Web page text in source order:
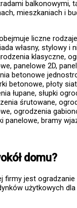
balkonowymi,
mieszkaniach i
liczne
własny, stylowy i
klasyczne,
panelowe 2D,
betonowe
betonowe, płoty
łupane, słupki
śrutowane,
ogrodzenia
panelowe, bramy
domu?
firmy jest
użytkowych